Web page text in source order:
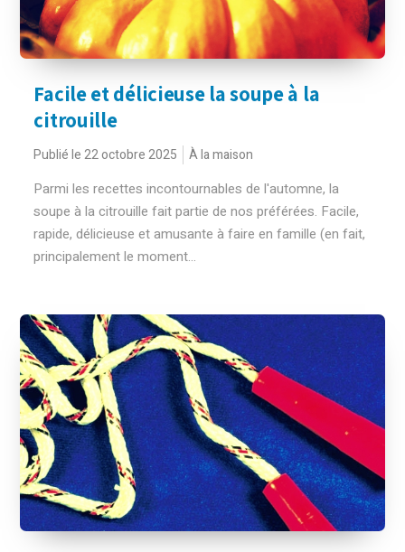
Facile et délicieuse la soupe à la
citrouille
Publié le 22 octobre 2025 À la maison
Parmi les recettes incontournables de l'automne, la
soupe à la citrouille fait partie de nos préférées. Facile,
rapide, délicieuse et amusante à faire en famille (en fait,
principalement le moment...